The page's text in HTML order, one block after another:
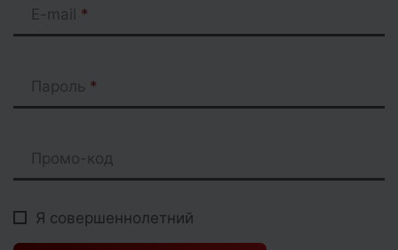
E-mail
Пароль
Промо-код
Я совершеннолетний